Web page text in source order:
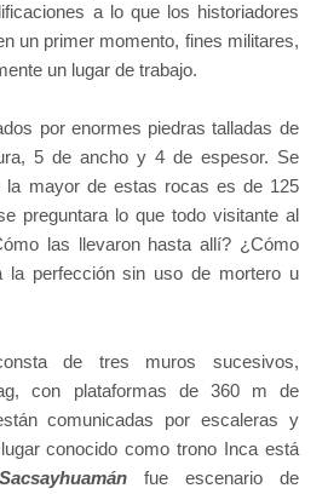
a lo que los historiadores
un primer momento, fines militares,
un lugar de trabajo.
por enormes piedras talladas de
5 de ancho y 4 de espesor. Se
la mayor de estas rocas es de 125
preguntara lo que todo visitante al
las llevaron hasta allí? ¿Cómo
la perfección sin uso de mortero u
de tres muros sucesivos,
con plataformas de 360 m de
comunicadas por escaleras y
conocido como trono Inca está
Sacsayhuamán fue escenario de